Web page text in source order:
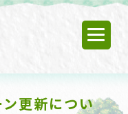
更新につい